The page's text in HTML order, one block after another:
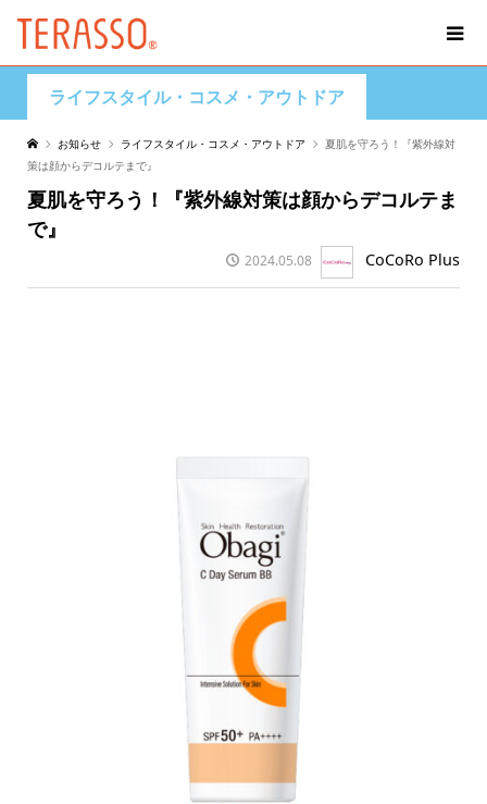
ライフスタイル・コスメ・アウトドア
お知らせ ライフスタイル・コスメ・アウトドア
夏肌を守ろう！『紫外線対
策は顔からデコルテまで』
夏肌を守ろう！『紫外線対策は顔からデコルテま
で』
2024.05.08 CoCoRo Plus